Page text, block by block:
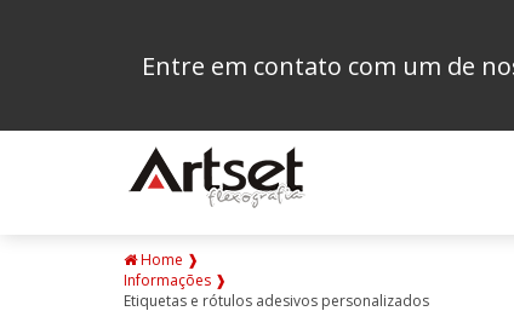
Entre em contato com um de
Home ❱
Informações ❱
Etiquetas e rótulos adesivos personalizados